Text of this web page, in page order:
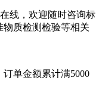
线，欢迎随时咨询标
质检测检验等相关
单金额累计满5000